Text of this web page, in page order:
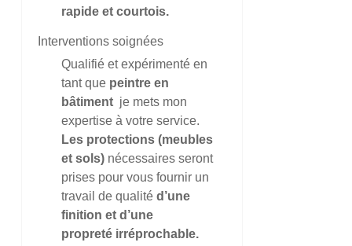
rapide et courtois.
Interventions soignées
Qualifié et expérimenté en
tant que peintre en
bâtiment je mets mon
expertise à votre service.
Les protections (meubles
et sols) nécessaires seront
prises pour vous fournir un
travail de qualité d’une
finition et d’une
propreté irréprochable.